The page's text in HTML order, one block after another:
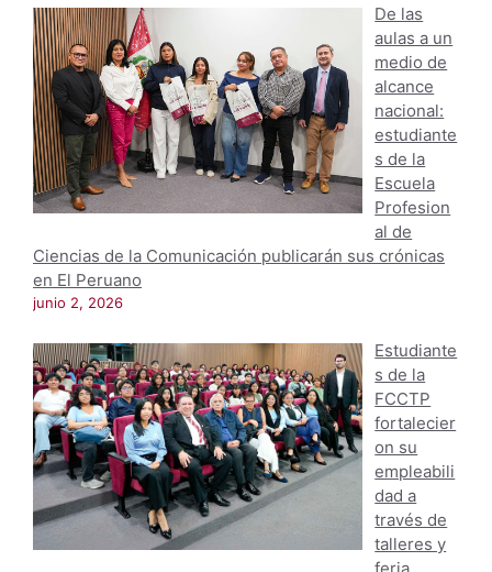
De las
aulas a un
medio de
alcance
nacional:
estudiante
s de la
Escuela
Profesion
al de
Ciencias de la Comunicación publicarán sus crónicas
en El Peruano
junio 2, 2026
Estudiante
s de la
FCCTP
fortalecier
on su
empleabili
dad a
través de
talleres y
feria